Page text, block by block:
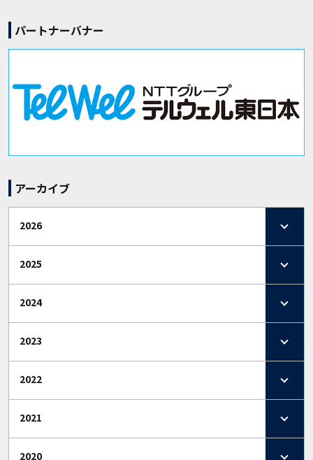
パートナーバナー
アーカイブ
2026
2025
2024
2023
2022
2021
2020